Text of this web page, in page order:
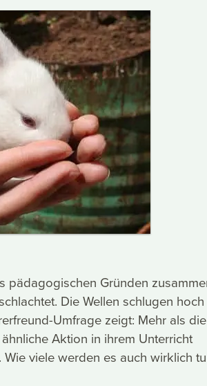
pädagogischen Gründen
Die Wellen schlugen
Umfrage zeigt: Mehr als die
Aktion in ihrem Unterricht
viele werden es auch wirklich